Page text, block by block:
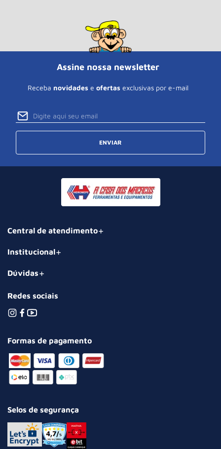
Assine nossa newsletter
Receba novidades e ofertas exclusivas por e-mail
ENVIAR
Central de atendimento
Institucional
Dúvidas
Redes sociais
Formas de pagamento
Selos de segurança